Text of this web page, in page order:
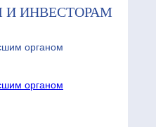
И ИНВЕСТОРАМ
органом
органом